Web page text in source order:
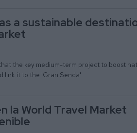
a sustainable
the key medium-term project to boost
link it to the 'Gran Senda'
la World Travel Market